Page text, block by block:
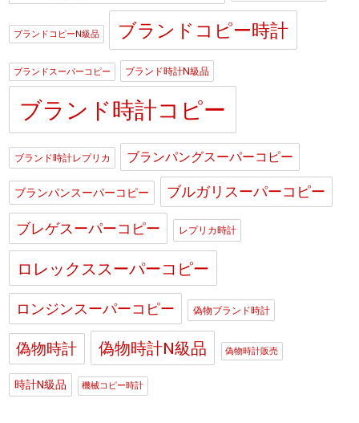
ブランドコピーN級品 ブランドコピー時計
ブランドスーパーコピー ブランド時計N級品
ブランド時計コピー
ブランド時計レプリカ ブランパングスーパーコピー
ブランパンスーパーコピー ブルガリスーパーコピー
ブレゲスーパーコピー レプリカ時計
ロレックススーパーコピー
ロンジンスーパーコピー 偽物ブランド時計
偽物時計 偽物時計N級品 偽物時計販売
時計N級品 機械コピー時計